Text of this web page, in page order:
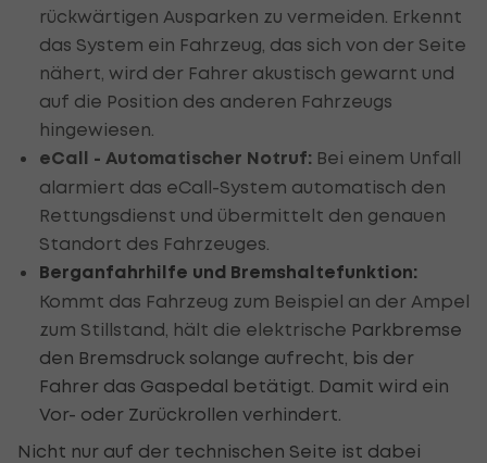
rückwärtigen Ausparken zu vermeiden. Erkennt
das System ein Fahrzeug, das sich von der Seite
nähert, wird der Fahrer akustisch gewarnt und
auf die Position des anderen Fahrzeugs
hingewiesen.
eCall - Automatischer Notruf: Bei einem Unfall
alarmiert das eCall-System automatisch den
Rettungsdienst und übermittelt den genauen
Standort des Fahrzeuges.
Berganfahrhilfe und Bremshaltefunktion:
Kommt das Fahrzeug zum Beispiel an der Ampel
zum Stillstand, hält die elektrische Parkbremse
den Bremsdruck solange aufrecht, bis der
Fahrer das Gaspedal betätigt. Damit wird ein
Vor- oder Zurückrollen verhindert.
Nicht nur auf der technischen Seite ist dabei